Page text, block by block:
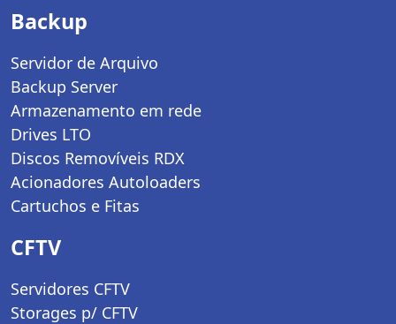
Backup
Servidor de Arquivo
Backup Server
Armazenamento em rede
Drives LTO
Discos Removíveis RDX
Acionadores Autoloaders
Cartuchos e Fitas
CFTV
Servidores CFTV
Storages p/ CFTV